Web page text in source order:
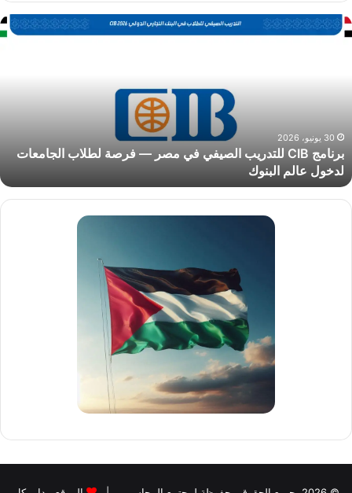
برنامج
CIB
فرصة
لطلاب
الجامعات
لدخول
عالم
30 يونيو، 2026
برنامج CIB للتدريب الصيفي في مصر — فرصة لطلاب الجامعات
لدخول عالم البنوك